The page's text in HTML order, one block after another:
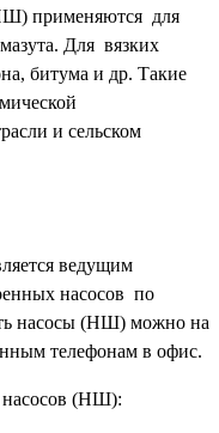
применяются для
Для вязких
битума и др. Такие
и сельском
ведущим
насосов по
насосы (НШ) можно на
телефонам в офис.
насосов (НШ):